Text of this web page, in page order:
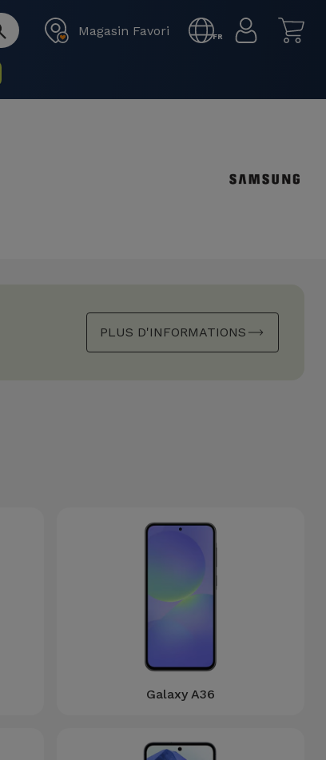
Magasin Favori FR
PLUS D'INFORMATIONS
Galaxy A36